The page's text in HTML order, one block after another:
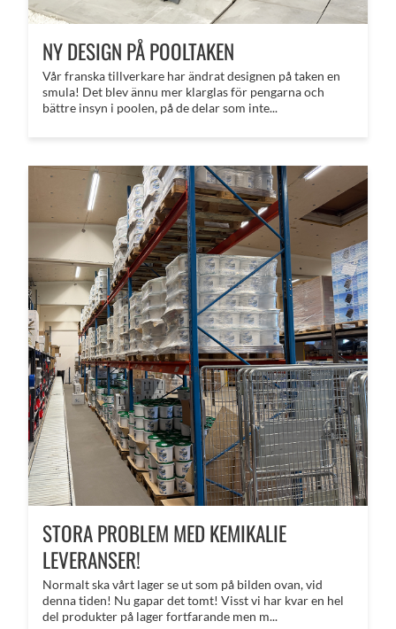
NY DESIGN PÅ POOLTAKEN
Vår franska tillverkare har ändrat designen på taken en
smula! Det blev ännu mer klarglas för pengarna och
bättre insyn i poolen, på de delar som inte...
STORA PROBLEM MED KEMIKALIE
LEVERANSER!
Normalt ska vårt lager se ut som på bilden ovan, vid
denna tiden! Nu gapar det tomt! Visst vi har kvar en hel
del produkter på lager fortfarande men m...